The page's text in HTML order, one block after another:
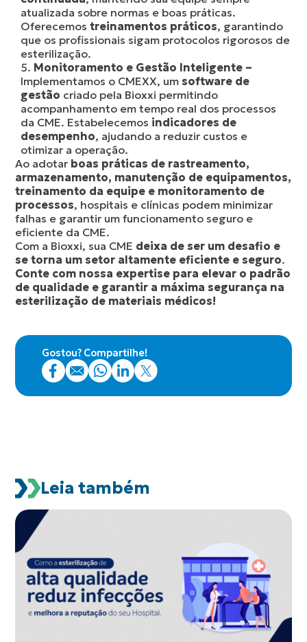
atualizada sobre normas e boas práticas.
Oferecemostreinamentos práticos, garantindo
que os profissionais sigam protocolos rigorosos de
esterilização.
Monitoramento e Gestão Inteligente –
Implementamos o CMEXX, umsoftware de
gestão criado pela Bioxxi permitindo
acompanhamento em tempo real dos processos
da CME. Estabelecemos indicadores de
desempenho, ajudando a reduzir custos e
otimizar a operação.
Ao adotar boas práticas de rastreamento,
armazenamento, manutenção de equipamentos,
treinamento da equipe e monitoramento de
processos, hospitais e clínicas podem minimizar
falhas e garantir um funcionamento seguro e
eficiente da CME.
Com a Bioxxi, sua CME deixa de ser um desafio e
se torna um setor altamente eficiente e seguro.
Conte com nossa expertise para elevar o padrão
de qualidade e garantir a máxima segurança na
esterilização de materiais médicos!
Gostou? Compartilhe!
Leia também